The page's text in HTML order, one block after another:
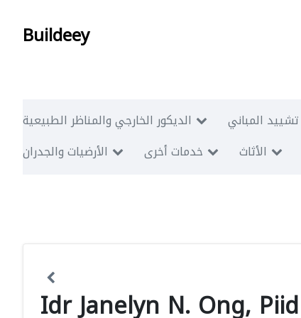
Buildeey
الديكور الخارجي والمناظر الطبيعية تشييد المباني
الأرضيات والجدران
خدمات أخرى الأثاث
Idr Janelyn N. Ong, Piid